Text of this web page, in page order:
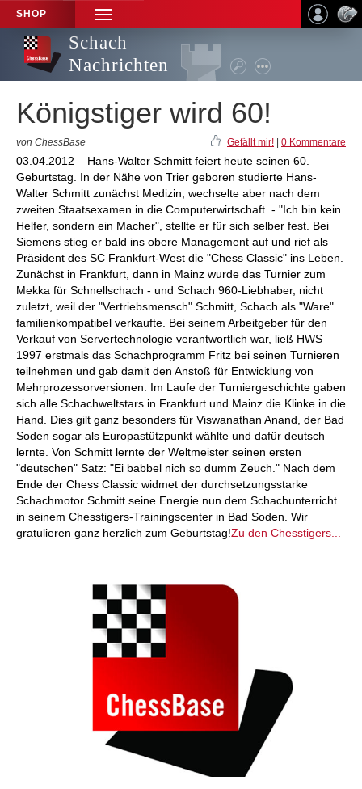
SHOP
TOGGLE
NAVIGATION
Schach
Nachrichten
Königstiger wird 60!
von ChessBase Gefällt mir! 0 Kommentare
03.04.2012 – Hans-Walter Schmitt feiert heute seinen 60.
Geburtstag. In der Nähe von Trier geboren studierte Hans-
Walter Schmitt zunächst Medizin, wechselte aber nach dem
zweiten Staatsexamen in die Computerwirtschaft - "Ich bin kein
Helfer, sondern ein Macher", stellte er für sich selber fest. Bei
Siemens stieg er bald ins obere Management auf und rief als
Präsident des SC Frankfurt-West die "Chess Classic" ins Leben.
Zunächst in Frankfurt, dann in Mainz wurde das Turnier zum
Mekka für Schnellschach - und Schach 960-Liebhaber, nicht
zuletzt, weil der "Vertriebsmensch" Schmitt, Schach als "Ware"
familienkompatibel verkaufte. Bei seinem Arbeitgeber für den
Verkauf von Servertechnologie verantwortlich war, ließ HWS
1997 erstmals das Schachprogramm Fritz bei seinen Turnieren
teilnehmen und gab damit den Anstoß für Entwicklung von
Mehrprozessorversionen. Im Laufe der Turniergeschichte gaben
sich alle Schachweltstars in Frankfurt und Mainz die Klinke in die
Hand. Dies gilt ganz besonders für Viswanathan Anand, der Bad
Soden sogar als Europastützpunkt wählte und dafür deutsch
lernte. Von Schmitt lernte der Weltmeister seinen ersten
"deutschen" Satz: "Ei babbel nich so dumm Zeuch." Nach dem
Ende der Chess Classic widmet der durchsetzungsstarke
Schachmotor Schmitt seine Energie nun dem Schachunterricht
in seinem Chesstigers-Trainingscenter in Bad Soden. Wir
gratulieren ganz herzlich zum Geburtstag!Zu den Chesstigers...